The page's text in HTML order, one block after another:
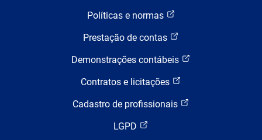
Políticas e normas
Prestação de contas
Demonstrações contábeis
Contratos e licitações
Cadastro de profissionais
LGPD